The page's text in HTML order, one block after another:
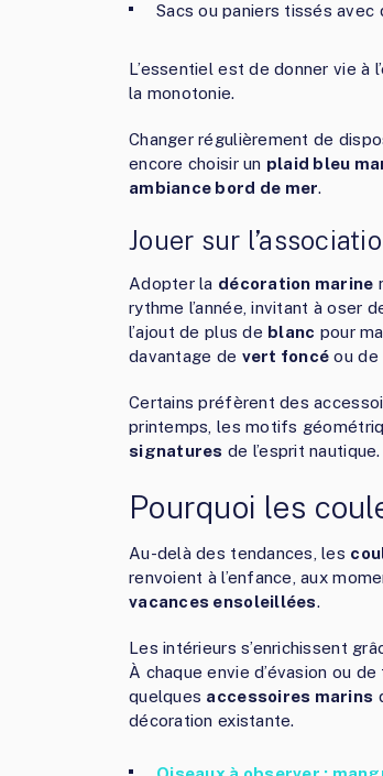
Sacs ou paniers tissés avec
L’essentiel est de donner vie à
la monotonie.
Changer régulièrement de
encore choisir un plaid bleu
ambiance bord de mer.
Jouer sur
Adopter la décoration marine
rythme l’année, invitant à oser
l’ajout de plus de blanc pour
davantage de vert foncé ou de
Certains préfèrent des
printemps, les motifs
signatures de l’esprit nautique.
Pourquoi les
Au-delà des tendances, les
renvoient à l’enfance, aux
vacances ensoleillées.
Les intérieurs s’enrichissent
À chaque envie d’évasion ou
quelques accessoires marins
décoration existante.